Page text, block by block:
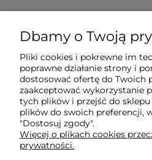
882 627
biuro@tagatic.com
Oznakowanie magazynów
Dodatkowe informacje
Dbamy o Twoją
Pliki cookies i pokrewne im
poprawne działanie strony i
dostosować ofertę do Twoich
zaakceptować wykorzystanie
tych plików i przejść do
plików do swoich preferencji,
"Dostosuj zgody".
Więcej o plikach cookies
prywatności.